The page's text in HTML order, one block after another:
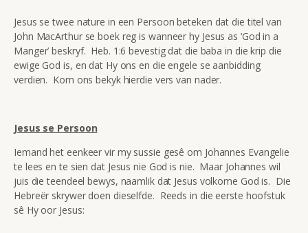
Jesus se twee nature in een Persoon beteken dat die titel van
John MacArthur se boek reg is wanneer hy Jesus as ‘God in a
Manger’ beskryf. Heb. 1:6 bevestig dat die baba in die krip die
ewige God is, en dat Hy ons en die engele se aanbidding
verdien. Kom ons bekyk hierdie vers van nader.
Jesus se Persoon
Iemand het eenkeer vir my sussie gesê om Johannes Evangelie
te lees en te sien dat Jesus nie God is nie. Maar Johannes wil
juis die teendeel bewys, naamlik dat Jesus volkome God is. Die
Hebreër skrywer doen dieselfde. Reeds in die eerste hoofstuk
sê Hy oor Jesus: